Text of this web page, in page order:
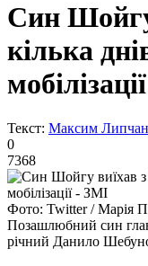
Син
кілька
Текст: Максим
0
7368
Фото: Twitter / Марія
Позашлюбний син
річний Данило